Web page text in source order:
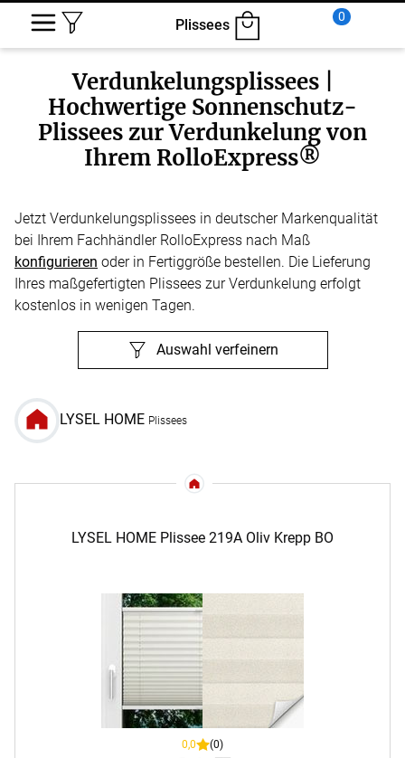
Plissees
0
Verdunkelungsplissees |
Hochwertige Sonnenschutz-
Plissees zur Verdunkelung von
Ihrem RolloExpress®
Jetzt Verdunkelungsplissees in deutscher Markenqualität
bei Ihrem Fachhändler RolloExpress nach Maß
konfigurieren oder in Fertiggröße bestellen. Die Lieferung
Ihres maßgefertigten Plissees zur Verdunkelung erfolgt
kostenlos in wenigen Tagen.
Auswahl verfeinern
LYSEL HOME Plissees
LYSEL HOME Plissee 219A Oliv Krepp BO
0,0 (0)